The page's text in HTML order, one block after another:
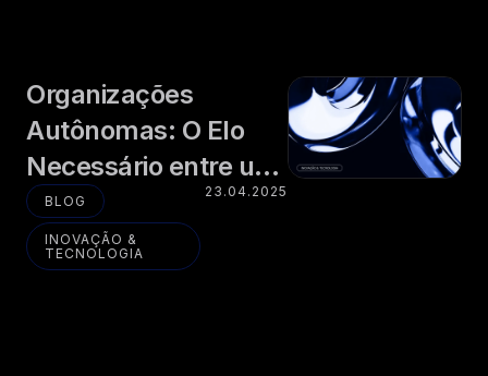
Organizações
Autônomas: O Elo
Necessário entre um
Mundo Instável e um
Futuro Inteligente
BLOG
INOVAÇÃO &
TECNOLOGIA
23.04.2025